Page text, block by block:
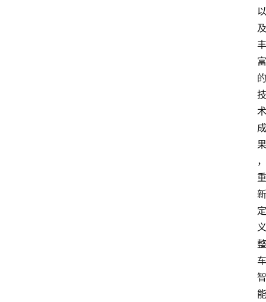
以
及
丰
富
的
技
术
成
果
，
重
新
定
义
整
车
智
能